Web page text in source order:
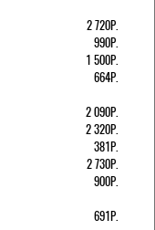
2 720Р.
990Р.
1 500Р.
664Р.
2 090Р.
2 320Р.
381Р.
2 730Р.
900Р.
691Р.